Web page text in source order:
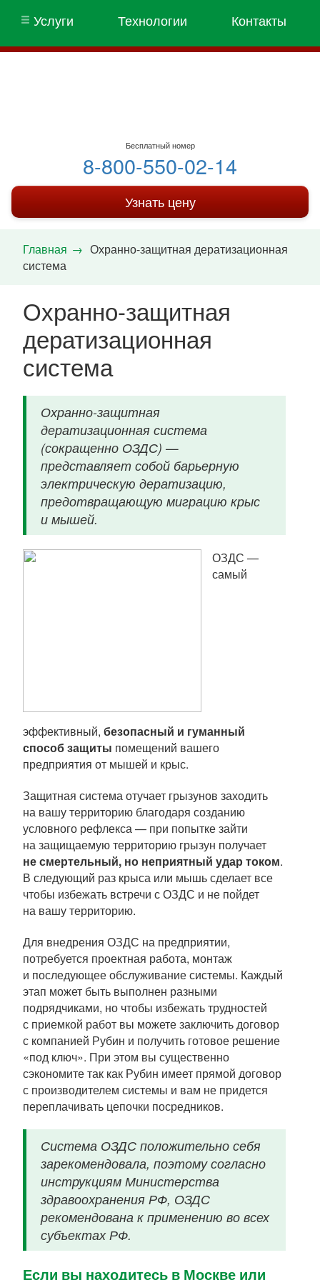
Услуги Технологии Контакты
Бесплатный номер
8-800-550-02-14
Узнать цену
Главная
Охранно-защитная дератизационная
система
Охранно-защитная
дератизационная
система
Охранно-защитная
дератизационная система
(сокращенно ОЗДС) —
представляет собой барьерную
электрическую дератизацию,
предотвращающую миграцию крыс
и мышей.
ОЗДС —
самый
эффективный, безопасный и гуманный
способ защиты помещений вашего
предприятия от мышей и крыс.
Защитная система отучает грызунов заходить
на вашу территорию благодаря созданию
условного рефлекса — при попытке зайти
на защищаемую территорию грызун получает
не смертельный, но неприятный удар током.
В следующий раз крыса или мышь сделает все
чтобы избежать встречи с ОЗДС и не пойдет
на вашу территорию.
Для внедрения ОЗДС на предприятии,
потребуется проектная работа, монтаж
и последующее обслуживание системы. Каждый
этап может быть выполнен разными
подрядчиками, но чтобы избежать трудностей
с приемкой работ вы можете заключить договор
с компанией Рубин и получить готовое решение
«под ключ». При этом вы существенно
сэкономите так как Рубин имеет прямой договор
с производителем системы и вам не придется
переплачивать цепочки посредников.
Система ОЗДС положительно себя
зарекомендовала, поэтому согласно
инструкциям Министерства
здравоохранения РФ, ОЗДС
рекомендована к применению во всех
субъектах РФ.
Если вы находитесь в Москве или